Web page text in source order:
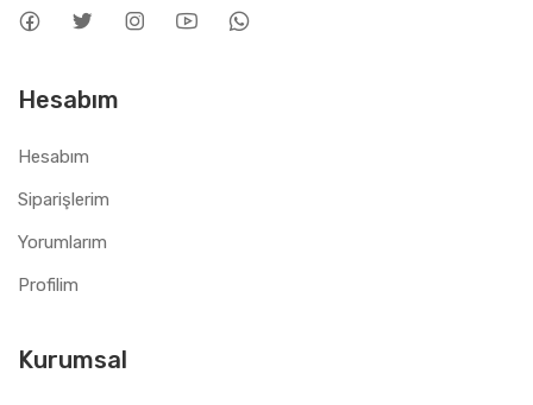
Hesabım
Hesabım
Siparişlerim
Yorumlarım
Profilim
Kurumsal